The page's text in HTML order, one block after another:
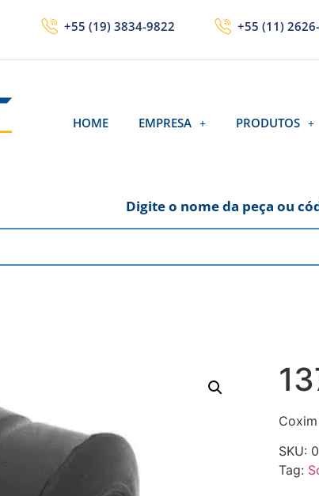
+55 (19) 3834-9822 +55 (11)
HOME EMPRESA PRODUTOS
Digite o nome da peça ou
SKU:
Tag: